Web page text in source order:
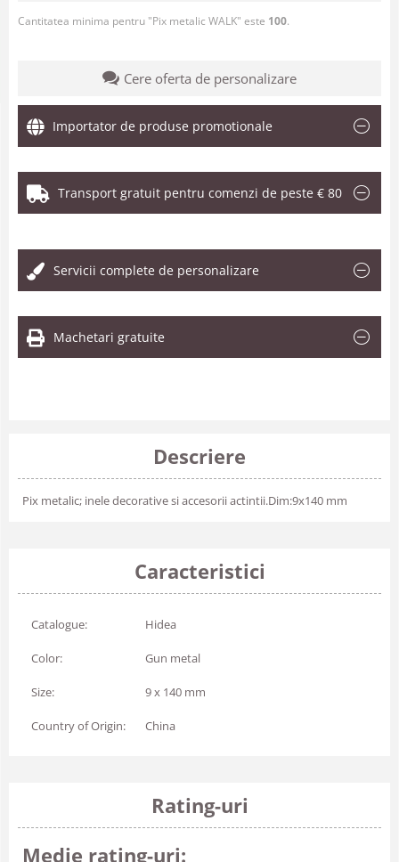
Cantitatea minima pentru "Pix metalic WALK" este 100.
Cere oferta de personalizare
Importator de produse promotionale
Transport gratuit pentru comenzi de peste € 80
Servicii complete de personalizare
Machetari gratuite
Descriere
Pix metalic; inele decorative si accesorii actintii.Dim:9x140 mm
Caracteristici
Catalogue: Hidea
Color: Gun metal
Size: 9 x 140 mm
Country of Origin: China
Rating-uri
Medie rating-uri: